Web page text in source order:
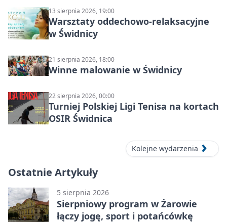
13 sierpnia 2026, 19:00
Warsztaty oddechowo-relaksacyjne
w Świdnicy
21 sierpnia 2026, 18:00
Winne malowanie w Świdnicy
22 sierpnia 2026, 00:00
Turniej Polskiej Ligi Tenisa na kortach
OSIR Świdnica
Kolejne wydarzenia
Ostatnie Artykuły
5 sierpnia 2026
Sierpniowy program w Żarowie
łączy jogę, sport i potańcówkę